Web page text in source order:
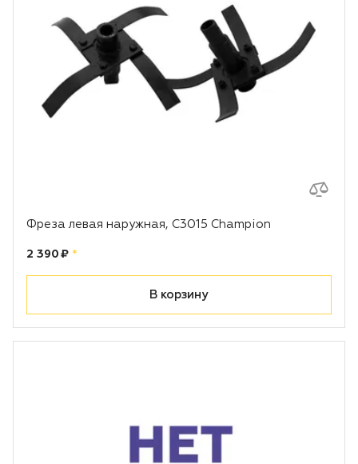
Фреза левая наружная, С3015 Champion
Цена:
2 390 ₽ рублей
*
В корзину